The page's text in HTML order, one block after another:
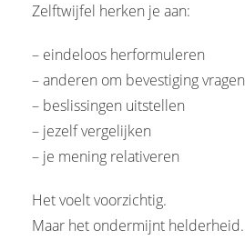
Zelftwijfel herken je aan:
– eindeloos herformuleren
– anderen om bevestiging vragen
– beslissingen uitstellen
– jezelf vergelijken
– je mening relativeren
Het voelt voorzichtig.
Maar het ondermijnt helderheid.